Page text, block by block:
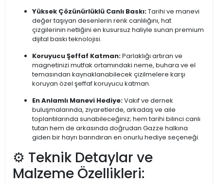
Yüksek Çözünürlüklü Canlı Baskı:Tarihi ve manevi
değer taşıyan desenlerin renk canlılığını, hat
çizgilerinin netliğini en kusursuz haliyle sunan premium
dijital baskı teknolojisi.
Koruyucu Şeffaf Katman:Parlaklığı artıran ve
magnetinizi mutfak ortamındaki neme, buhara ve el
temasından kaynaklanabilecek çizilmelere karşı
koruyan özel şeffaf koruyucu katman.
En Anlamlı Manevi Hediye:Vakıf ve dernek
buluşmalarında, ziyaretlerde, arkadaş ve aile
toplantılarında sunabileceğiniz; hem tarihi bilinci canlı
tutan hem de arkasında doğrudan Gazze halkına
giden bir hayrı barındıran en onurlu hediye seçeneği.
⚙️ Teknik Detaylar ve
Malzeme Özellikleri: